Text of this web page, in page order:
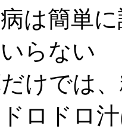
は簡単に
らない
けでは
ロドロ